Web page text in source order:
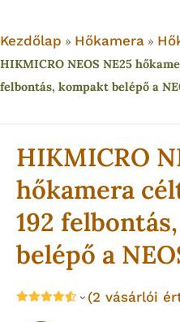
Kezdőlap » Hőkamera »
HIKMICRO NEOS NE25
felbontás, kompakt belépő a
HIKMICRO
hőkamera
192
belépő a
(2 vásárlói